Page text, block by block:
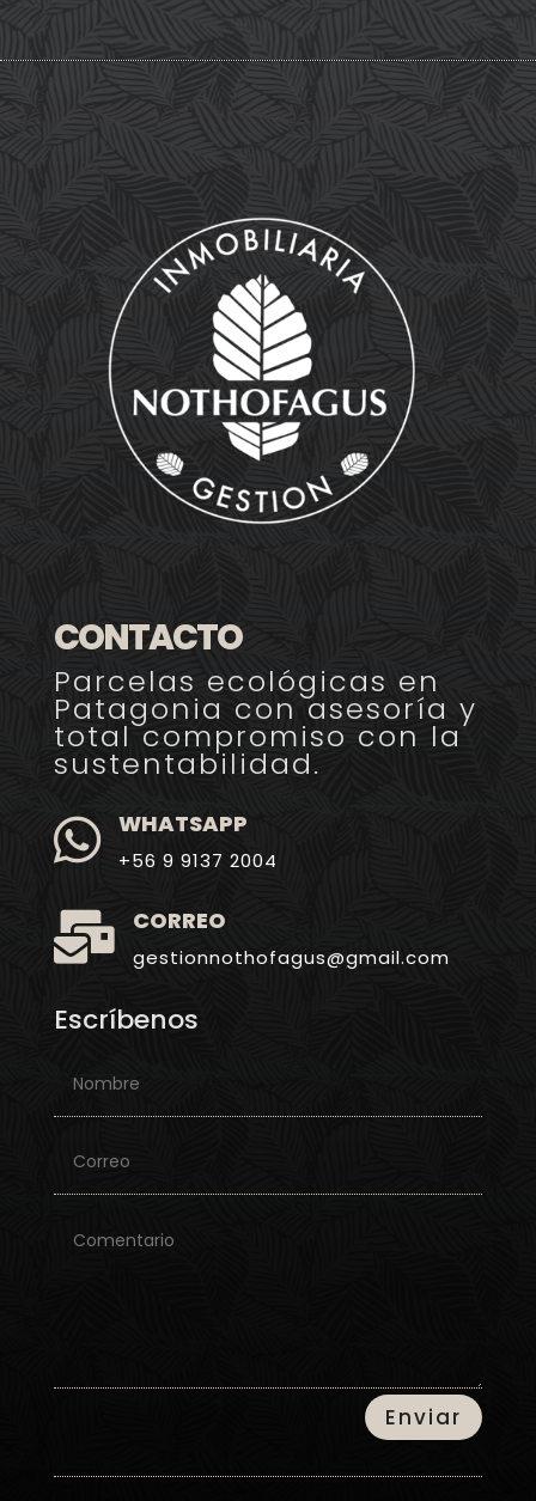
CONTACTO
Parcelas ecológicas en
Patagonia con asesoría y
total compromiso con la
sustentabilidad.
 WHATSAPP
+56 9 9137 2004
 CORREO
gestionnothofagus@gmail.com
Escríbenos
Enviar